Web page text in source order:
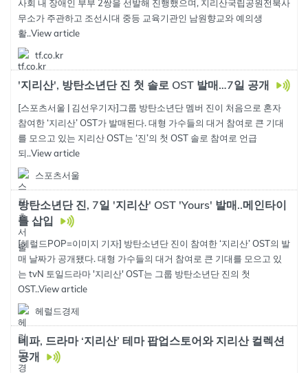
사회 내 장애인 부부 2쌍을 선발해 진행했으며, 지리산국립공원전북사
무소가 주관하고 조선시대 중등 교육기관인 남원향교와 예의생
활..View article
tf.co.kr
'지리산', 방탄소년단 진 첫 솔로 OST 발매…7일 공개
[스포츠서울 | 김선우기자]그룹 방탄소년단 멤버 진이 처음으로 혼자
참여한 ‘지리산’ OST가 발매된다. 대형 가수들의 대거 참여로 큰 기대
를 모으고 있는 지리산 OST는 ‘진’의 첫 OST 솔로 참여로 언급
되..View article
스포츠서울
방탄소년단 진, 7일 '지리산' OST 'Yours' 발매..메인타이
틀 삽입
[헤럴드POP=이미지 기자] 방탄소년단 진이 참여한 ‘지리산’ OST의 발
매 날짜가 공개됐다. 대형 가수들의 대거 참여로 큰 기대를 모으고 있
는 tvN 토일드라마 '지리산' OST는 그룹 방탄소년단 진의 첫
OST..View article
헤럴드경제
네파, 드라마 ‘지리산’ 테마 팝업스토어와 지리산 컬렉션
공개